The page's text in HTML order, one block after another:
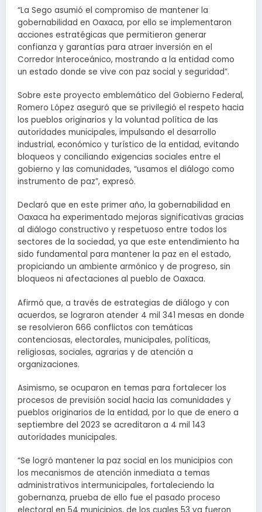
“La Sego asumió el compromiso de mantener la
gobernabilidad en Oaxaca, por ello se implementaron
acciones estratégicas que permitieron generar
confianza y garantías para atraer inversión en el
Corredor Interoceánico, mostrando a la entidad como
un estado donde se vive con paz social y seguridad”.
Sobre este proyecto emblemático del Gobierno Federal,
Romero López aseguró que se privilegió el respeto hacia
los pueblos originarios y la voluntad política de las
autoridades municipales, impulsando el desarrollo
industrial, económico y turístico de la entidad, evitando
bloqueos y conciliando exigencias sociales entre el
gobierno y las comunidades, “usamos el diálogo como
instrumento de paz”, expresó.
Declaró que en este primer año, la gobernabilidad en
Oaxaca ha experimentado mejoras significativas gracias
al diálogo constructivo y respetuoso entre todos los
sectores de la sociedad, ya que este entendimiento ha
sido fundamental para mantener la paz en el estado,
propiciando un ambiente armónico y de progreso, sin
bloqueos ni afectaciones al pueblo de Oaxaca.
Afirmó que, a través de estrategias de diálogo y con
acuerdos, se lograron atender 4 mil 341 mesas en donde
se resolvieron 666 conflictos con temáticas
contenciosas, electorales, municipales, políticas,
religiosas, sociales, agrarias y de atención a
organizaciones.
Asimismo, se ocuparon en temas para fortalecer los
procesos de previsión social hacia las comunidades y
pueblos originarios de la entidad, por lo que de enero a
septiembre del 2023 se acreditaron a 4 mil 143
autoridades municipales.
“Se logró mantener la paz social en los municipios con
los mecanismos de atención inmediata a temas
administrativos intermunicipales, fortaleciendo la
gobernanza, prueba de ello fue el pasado proceso